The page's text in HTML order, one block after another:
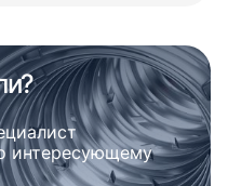
интересующему